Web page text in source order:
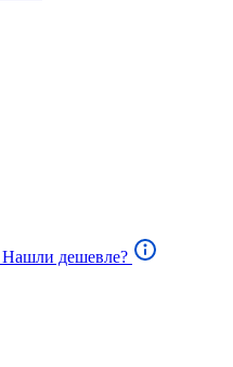
Нашли дешевле?